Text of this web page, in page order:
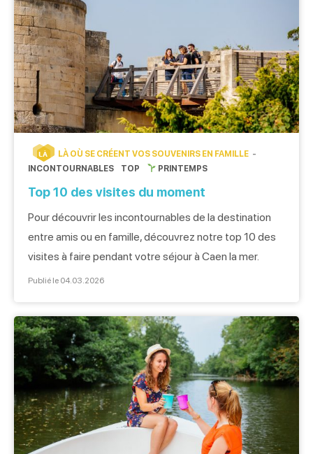
LÀ
LÀ OÙ SE CRÉENT VOS SOUVENIRS EN FAMILLE
INCONTOURNABLES
TOP PRINTEMPS
Top 10 des visites du moment
Pour découvrir les incontournables de la destination
entre amis ou en famille, découvrez notre top 10 des
visites à faire pendant votre séjour à Caen la mer.
Publié le 04.03.2026